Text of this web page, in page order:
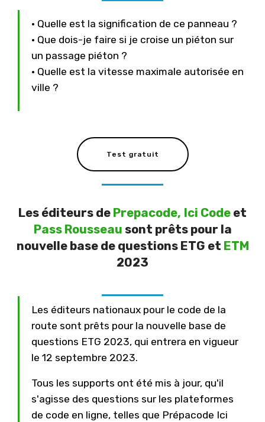
• Quelle est la signification de ce panneau ?
• Que dois-je faire si je croise un piéton sur
un passage piéton ?
• Quelle est la vitesse maximale autorisée en
ville ?
Test gratuit
Les éditeurs de Prepacode, Ici Code et
Pass Rousseau sont prêts pour la
nouvelle base de questions ETG et ETM
2023
Les éditeurs nationaux pour le code de la
route sont prêts pour la nouvelle base de
questions ETG 2023, qui entrera en vigueur
le 12 septembre 2023.
Tous les supports ont été mis à jour, qu'il
s'agisse des questions sur les plateformes
de code en ligne, telles que Prépacode Ici